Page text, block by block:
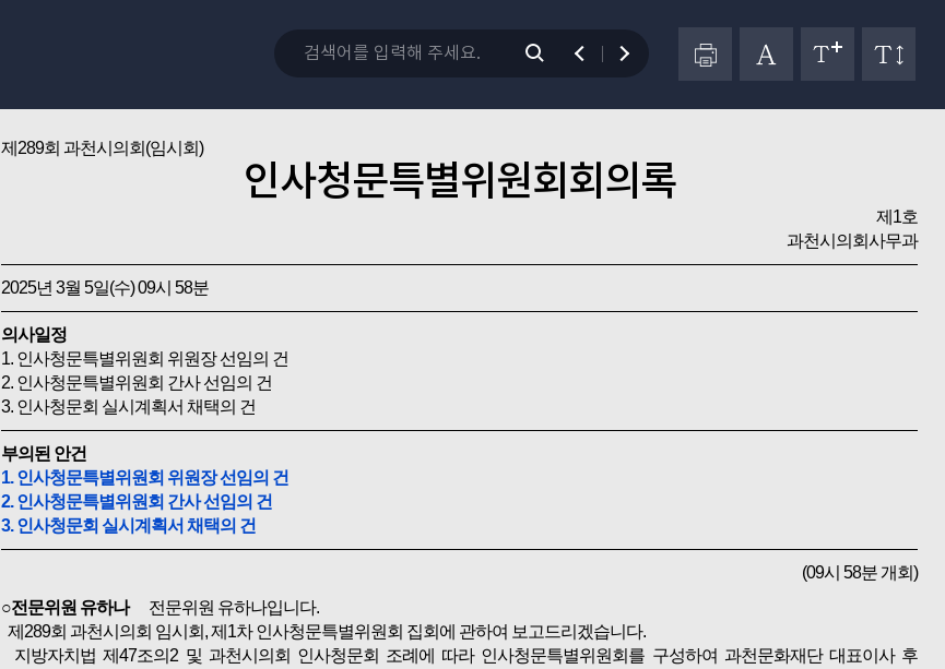
제289회 과천시의회(임시회)
인사청문특별위원회회의록
제1호
과천시의회사무과
2025년 3월 5일(수) 09시 58분
의사일정
1. 인사청문특별위원회 위원장 선임의 건
2. 인사청문특별위원회 간사 선임의 건
3. 인사청문회 실시계획서 채택의 건
부의된 안건
1. 인사청문특별위원회 위원장 선임의 건
2. 인사청문특별위원회 간사 선임의 건
3. 인사청문회 실시계획서 채택의 건
(09시 58분 개회)
○전문위원 유하나전문위원 유하나입니다.
제289회 과천시의회 임시회, 제1차 인사청문특별위원회 집회에 관하여 보고드리겠습니다.
지방자치법 제47조의2 및 과천시의회 인사청문회 조례에 따라 인사청문특별위원회를 구성하여 과천문화재단 대표이사 후